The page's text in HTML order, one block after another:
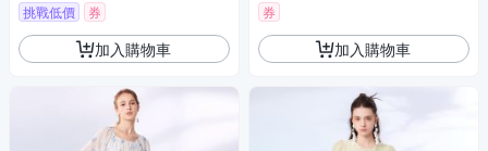
挑戰低價 券
加入購物車
券
加入購物車